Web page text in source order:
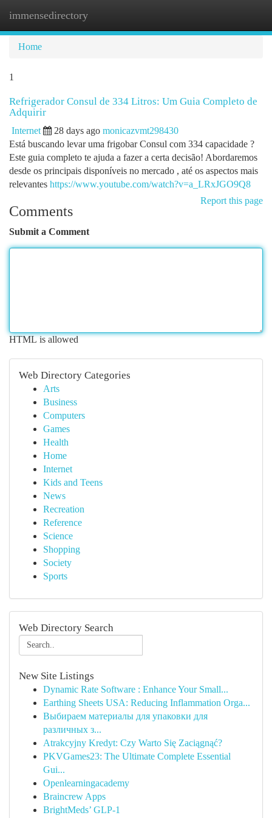
immensedirectory
Home
1
Refrigerador Consul de 334 Litros: Um Guia Completo de
Adquirir
Internet 28 days ago monicazvmt298430
Está buscando levar uma frigobar Consul com 334 capacidade ?
Este guia completo te ajuda a fazer a certa decisão! Abordaremos
desde os principais disponíveis no mercado , até os aspectos mais
relevantes https://www.youtube.com/watch?v=a_LRxJGO9Q8
Report this page
Comments
Submit a Comment
HTML is allowed
Web Directory Categories
Arts
Business
Computers
Games
Health
Home
Internet
Kids and Teens
News
Recreation
Reference
Science
Shopping
Society
Sports
Web Directory Search
New Site Listings
Dynamic Rate Software : Enhance Your Small...
Earthing Sheets USA: Reducing Inflammation Orga...
Выбираем материалы для упаковки для
различных з...
Atrakcyjny Kredyt: Czy Warto Się Zaciągnąć?
PKVGames23: The Ultimate Complete Essential
Gui...
Openlearningacademy
Braincrew Apps
BrightMeds’ GLP-1